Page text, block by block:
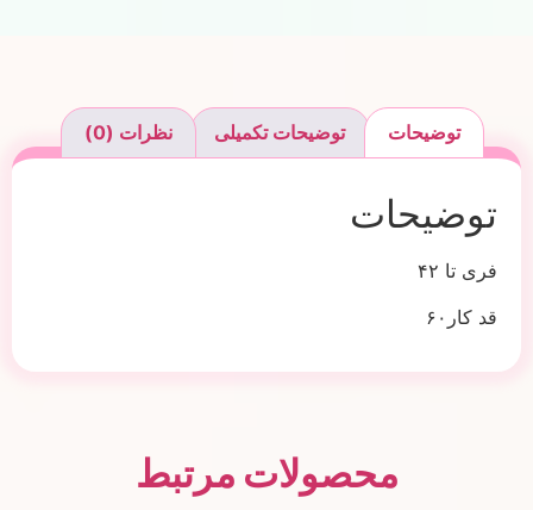
توضیحات توضیحات تکمیلی نظرات (0)
توضیحات
فری تا ۴۲
قد کار۶۰
محصولات مرتبط